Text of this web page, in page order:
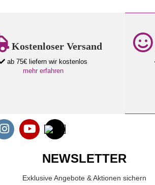
Kostenloser Versand
ab 75€ liefern wir kostenlos
mehr erfahren
NEWSLETTER
Exklusive Angebote & Aktionen sichern